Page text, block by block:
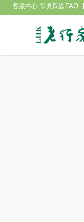
客服中心 常見問題FAQ